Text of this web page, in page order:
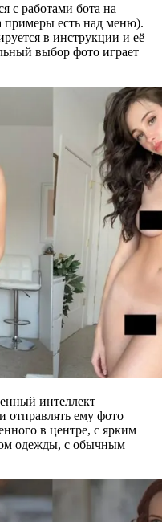
с работами бота на
примеры есть над меню).
в инструкции и её
выбор фото играет
интеллект
отправлять ему фото
в центре, с ярким
одежды, с обычным